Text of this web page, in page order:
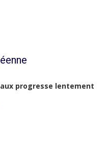
progresse lentement